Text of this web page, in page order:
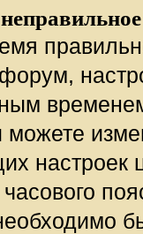
настроек